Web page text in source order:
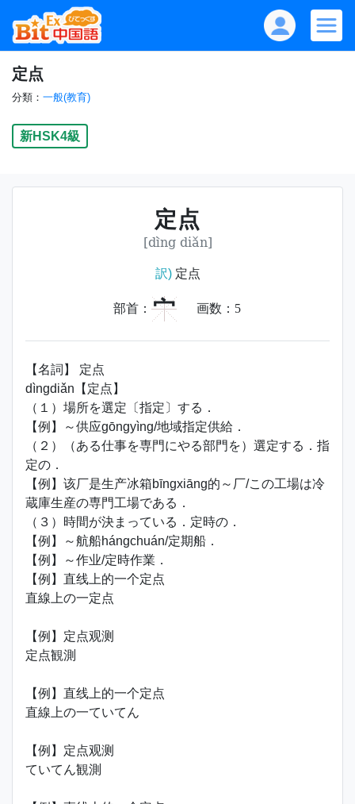
定点
分類： 一般(教育)
新HSK4級
定点
[dìng diǎn]
訳)定点
部首： 宀 画数： 5
【名詞】 定点
dìngdiǎn【定点】
（１）場所を選定〔指定〕する．
【例】～供应gōngyìng/地域指定供給．
（２）（ある仕事を専門にやる部門を）選定する．指
定の．
【例】该厂是生产冰箱bīngxiāng的～厂/この工場は冷
蔵庫生産の専門工場である．
（３）時間が決まっている．定時の．
【例】～航船hángchuán/定期船．
【例】～作业/定時作業．
【例】直线上的一个定点
直線上の一定点
【例】定点观测
定点観測
【例】直线上的一个定点
直線上の一ていてん
【例】定点观测
ていてん観測